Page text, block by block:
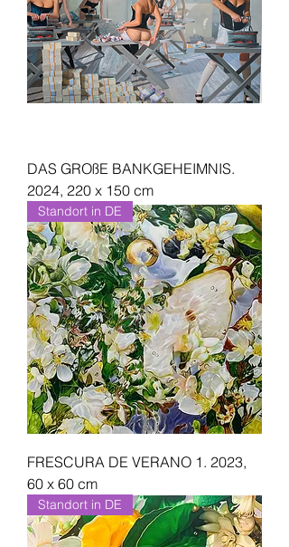
DAS GROßE BANKGEHEIMNIS.
2024, 220 x 150 cm
Standort in DE
FRESCURA DE VERANO 1. 2023,
60 x 60 cm
Standort in DE